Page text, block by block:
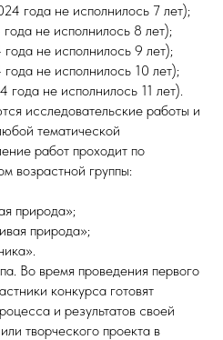
года не исполнилось 7 лет);
не исполнилось 8 лет);
не исполнилось 9 лет);
не исполнилось 10 лет);
не исполнилось 11 лет).
исследовательские работы и
тематической
работ проходит по
возрастной группы:
природа»;
природа»;
Во время проведения первого
конкурса готовят
и результатов своей
творческого проекта в